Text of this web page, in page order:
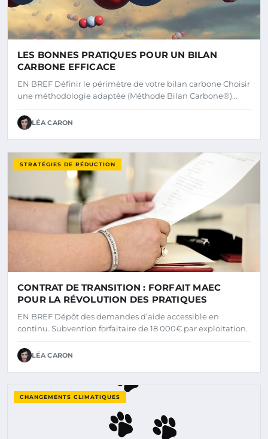
LES BONNES PRATIQUES POUR UN BILAN
CARBONE EFFICACE
EN BREF Définir le périmètre de votre bilan carbone Choisir
une méthodologie adaptée (Méthode Bilan Carbone®)…
LÉA CARON
STRATÉGIES DE RÉDUCTION
CONTRAT DE TRANSITION : FORFAIT MAEC
POUR LA RÉVOLUTION DES PRATIQUES
EN BREF Dépôt des demandes d’aide accessible en
continu. Subvention forfaitaire de 18 000€ par exploitation.
LÉA CARON
CHANGEMENTS CLIMATIQUES